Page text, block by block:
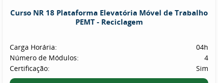
Curso NR 18 Plataforma Elevatória Móvel de Trabalho
PEMT - Reciclagem
Carga Horária:
04h
Número de Módulos:
4
Certificação:
Sim